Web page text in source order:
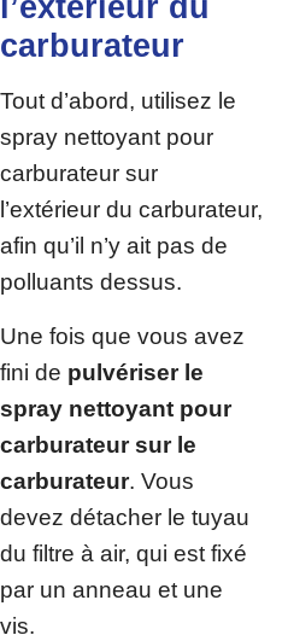
l’extérieur du
carburateur
Tout d’abord, utilisez le
spray nettoyant pour
carburateur sur
l’extérieur du carburateur,
afin qu’il n’y ait pas de
polluants dessus.
Une fois que vous avez
fini de pulvériser le
spray nettoyant pour
carburateur sur le
carburateur. Vous
devez détacher le tuyau
du filtre à air, qui est fixé
par un anneau et une
vis.